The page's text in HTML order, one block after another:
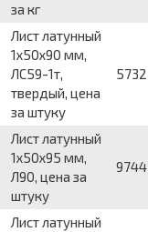
за кг
Лист латунный
1х50х90 мм,
ЛС59-1т,
твердый, цена
за штуку
5732
Лист латунный
1х50х95 мм,
Л90, цена за
штуку
9744
Лист латунный